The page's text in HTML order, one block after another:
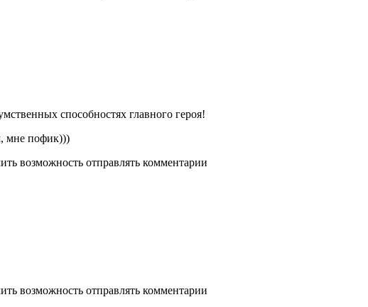
способностях главного героя!
мне пофик)))
возможность отправлять комментарии
возможность отправлять комментарии